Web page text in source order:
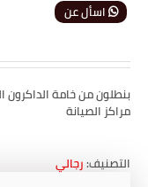
اسأل عن
المنتج
بنطلون من خامة الداكرون
مراكز الصيانة
التصنيف:رجالي